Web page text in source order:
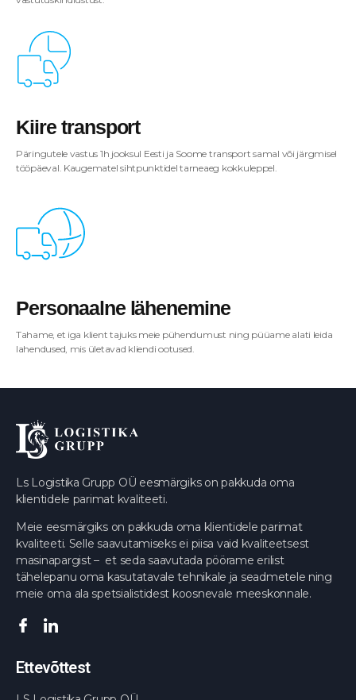
Kiire transport
Päringutele vastus 1h jooksul Eesti ja Soome transport samal või järgmisel
tööpäeval. Kaugematel sihtpunktidel tarneaeg kokkuleppel.
Personaalne lähenemine
Tahame, et iga klient tajuks meie pühendumust ning püüame alati leida
lahendused, mis ületavad kliendi ootused.
Ls Logistika Grupp OÜ eesmärgiks on pakkuda oma
klientidele parimat kvaliteeti.
Meie eesmärgiks on pakkuda oma klientidele parimat
kvaliteeti. Selle saavutamiseks ei piisa vaid kvaliteetsest
masinapargist – et seda saavutada pöörame erilist
tähelepanu oma kasutatavale tehnikale ja seadmetele ning
meie oma ala spetsialistidest koosnevale meeskonnale.
Ettevõttest